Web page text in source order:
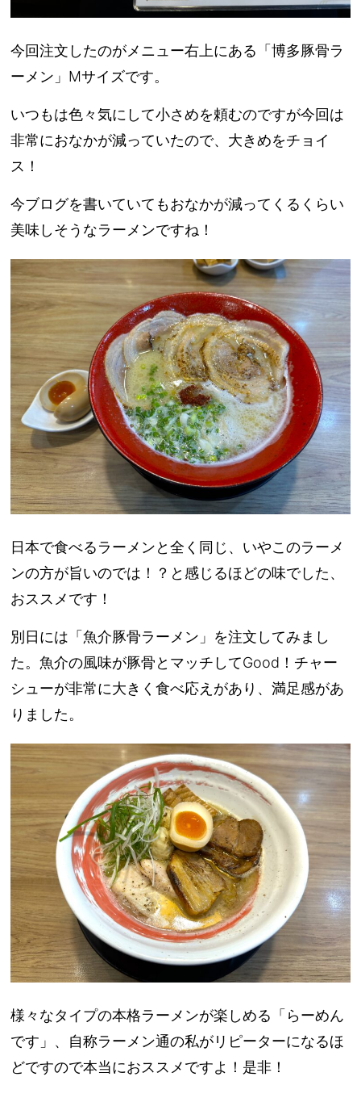
今回注文したのがメニュー右上にある「博多豚骨ラ
ーメン」Mサイズです。
いつもは色々気にして小さめを頼むのですが今回は
非常におなかが減っていたので、大きめをチョイ
ス！
今ブログを書いていてもおなかが減ってくるくらい
美味しそうなラーメンですね！
日本で食べるラーメンと全く同じ、いやこのラーメ
ンの方が旨いのでは！？と感じるほどの味でした、
おススメです！
別日には「魚介豚骨ラーメン」を注文してみまし
た。魚介の風味が豚骨とマッチしてGood！チャー
シューが非常に大きく食べ応えがあり、満足感があ
りました。
様々なタイプの本格ラーメンが楽しめる「らーめん
です」、自称ラーメン通の私がリピーターになるほ
どですので本当におススメですよ！是非！